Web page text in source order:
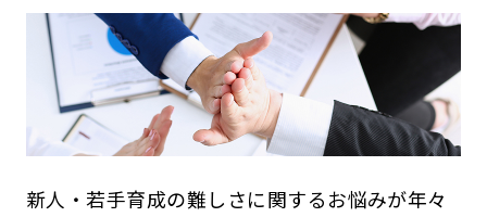
新人・若手育成の難しさに関するお悩みが年々